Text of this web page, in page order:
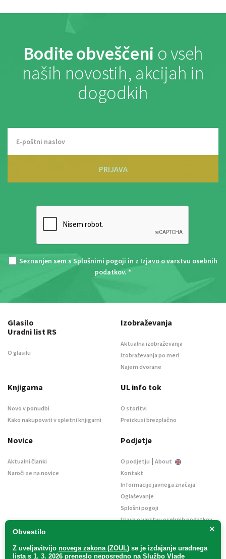
Bodite obveščeni o vseh
naših novostih, akcijah in
dogodkih
PRIJAVA
Seznanjen sem s Splošnimi pogoji in z Izjavo o varstvu osebnih
podatkov. *
×
Obvestilo
Z uveljavitvijo novega zakona (ZOUL) se je izdajanje uradnega
lista s 1. 3. 2026 preneslo neposredno na Službo Vlade
Glasilo
Uradni list RS
O glasilu
Izobraževanja
Aktualna izobraževanja
Izobraževanja po meri
Najem dvorane
Knjigarna
Novo v ponudbi
Kako nakupovati v spletni knjigarni
UL info tok
O storitvi
Preizkusi brezplačno
Novice
Aktualni članki
Naroči se na novice
Podjetje
O podjetju | About
Kontakt
Informacije javnega značaja
Oglaševanje
Splošni pogoji
Izjava o varstvu osebnih podatkov